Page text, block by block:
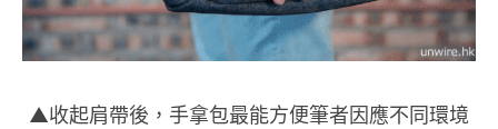
▲收起肩帶後，手拿包最能方便筆者因應不同環境